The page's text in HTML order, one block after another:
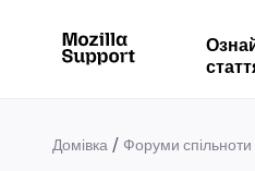
Домівка Форуми спільноти